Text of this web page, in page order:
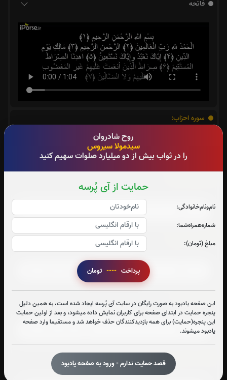
روح شادروان
سیدمولا سیروس
را در ثواب بیش از دو میلیارد صلوات سهیم کنید
حمایت از آی پُرسه
نام‌و‌نام‌خانوادگی:
شماره‌همراه‌شما:
مبلغ (تومان):
پرداخت ----
این صفحه یادبود به صورت رایگان در سایت آی پُرسه ایجاد شده است، به همین دلیل
پنجره حمایت در ابتدای صفحه برای کاربران نمایش داده میشود، و بعد از اولین حمایت
این پنجره(حمایت) برای همه بازدیدکنندگان حذف خواهد شد و مستقیما وارد صفحه
یادبود میشوند.
قصد حمایت ندارم - ورود به صفحه یادبود
فاتحه
سوره احزاب:
صوت سوره احزاب
صوت سوره صافات
سوره یاسین:
صوت سوره یاسین
صوت سوره ملک
آیت الکرسی:
صوت آیت الکرسی